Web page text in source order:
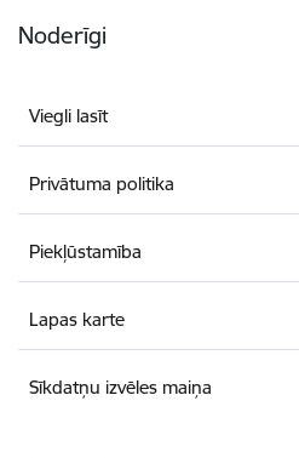
Noderīgi
Viegli lasīt
Privātuma politika
Piekļūstamība
Lapas karte
Sīkdatņu izvēles maiņa